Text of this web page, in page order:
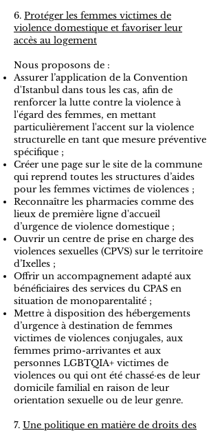
6. Protéger les femmes victimes de
violence domestique et favoriser leur
accès au logement
Nous proposons de :
Assurer l’application de la Convention
d'Istanbul dans tous les cas, afin de
renforcer la lutte contre la violence à
l'égard des femmes, en mettant
particulièrement l'accent sur la violence
structurelle en tant que mesure préventive
spécifique ;
Créer une page sur le site de la commune
qui reprend toutes les structures d’aides
pour les femmes victimes de violences ;
Reconnaître les pharmacies comme des
lieux de première ligne d'accueil
d’urgence de violence domestique ;
Ouvrir un centre de prise en charge des
violences sexuelles (CPVS) sur le territoire
d’Ixelles ;
Offrir un accompagnement adapté aux
bénéficiaires des services du CPAS en
situation de monoparentalité ;
Mettre à disposition des hébergements
d’urgence à destination de femmes
victimes de violences conjugales, aux
femmes primo-arrivantes et aux
personnes LGBTQIA+ victimes de
violences ou qui ont été chassé·es de leur
domicile familial en raison de leur
orientation sexuelle ou de leur genre.
7. Une politique en matière de droits des